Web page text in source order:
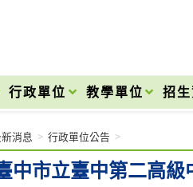
行政單位 教學單位 招
中市立臺中第二高
消息 > 行政單位公告 >